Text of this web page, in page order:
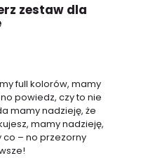
zestaw dla
full kolorów, mamy
powiedz, czy to nie
mamy nadzieję, że
mamy nadzieję,
co – no przezorny